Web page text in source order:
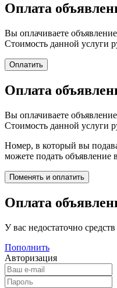
Оплата
Вы оплачиваете
Стоимость данной услуги
Оплата
Вы оплачиваете
Стоимость данной услуги
Номер, в который вы
можете подать объявление в
Оплата
У вас недостаточно
Пополнить
Авторизация